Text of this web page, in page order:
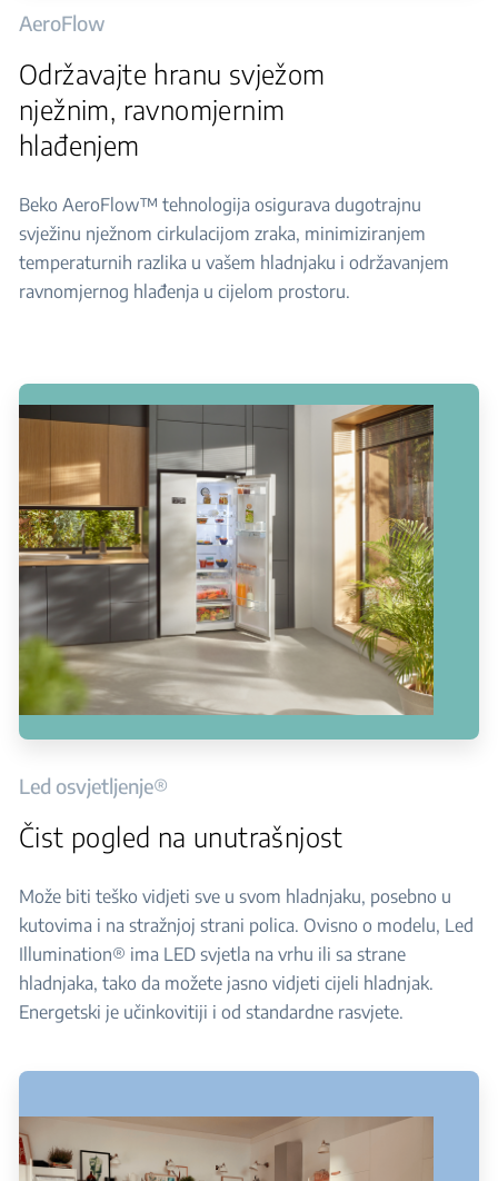
AeroFlow
Održavajte hranu svježom
nježnim, ravnomjernim
hlađenjem
Beko AeroFlow™ tehnologija osigurava dugotrajnu
svježinu nježnom cirkulacijom zraka, minimiziranjem
temperaturnih razlika u vašem hladnjaku i održavanjem
ravnomjernog hlađenja u cijelom prostoru.
Led osvjetljenje®
Čist pogled na unutrašnjost
Može biti teško vidjeti sve u svom hladnjaku, posebno u
kutovima i na stražnjoj strani polica. Ovisno o modelu, Led
Illumination® ima LED svjetla na vrhu ili sa strane
hladnjaka, tako da možete jasno vidjeti cijeli hladnjak.
Energetski je učinkovitiji i od standardne rasvjete.